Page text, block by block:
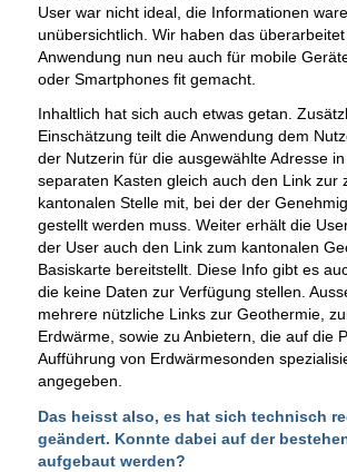
User war nicht ideal, die Informationen
unübersichtlich. Wir haben das
Anwendung nun neu auch für mobile
oder Smartphones fit gemacht.
Inhaltlich hat sich auch etwas getan.
Einschätzung teilt die Anwendung dem
der Nutzerin für die ausgewählte Adresse
separaten Kasten gleich auch den Link zur
kantonalen Stelle mit, bei der der
gestellt werden muss. Weiter erhält die
der User auch den Link zum kantonalen
Basiskarte bereitstellt. Diese Info gibt es
die keine Daten zur Verfügung stellen.
mehrere nützliche Links zur Geothermie,
Erdwärme, sowie zu Anbietern, die auf die
Aufführung von Erdwärmesonden
angegeben.
Das heisst also, es hat sich technisch
geändert. Konnte dabei auf der
aufgebaut werden?